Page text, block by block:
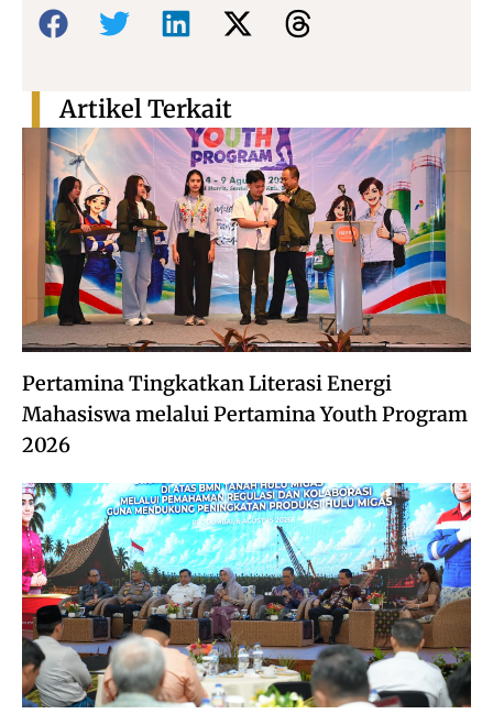
Bagikan:
Pertamina Tingkatkan Literasi Energi
Mahasiswa melalui Pertamina Youth Program
2026
Artikel Terkait